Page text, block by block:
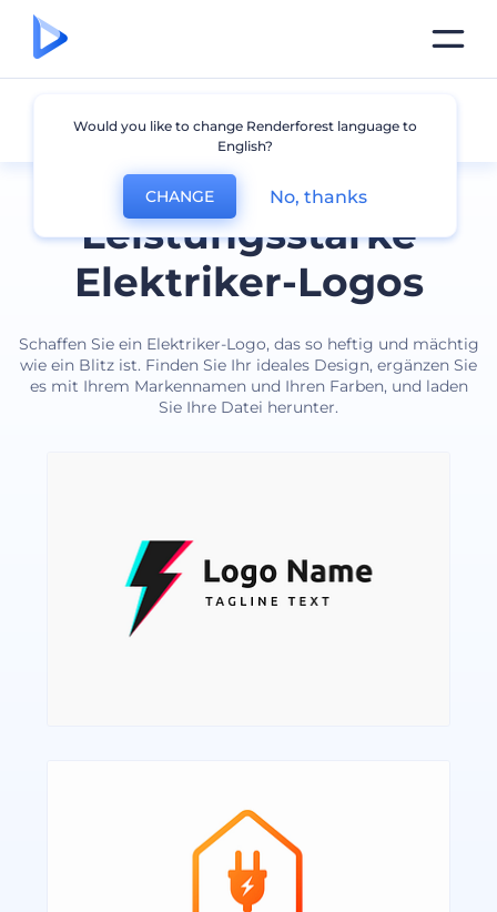
Leistungsstarke
Elektriker-Logos
Schaffen Sie ein Elektriker-Logo, das so heftig und mächtig
wie ein Blitz ist. Finden Sie Ihr ideales Design, ergänzen Sie
es mit Ihrem Markennamen und Ihren Farben, und laden
Sie Ihre Datei herunter.
Elektrofachkraft
Would you like to change Renderforest language to
English?
CHANGE No, thanks